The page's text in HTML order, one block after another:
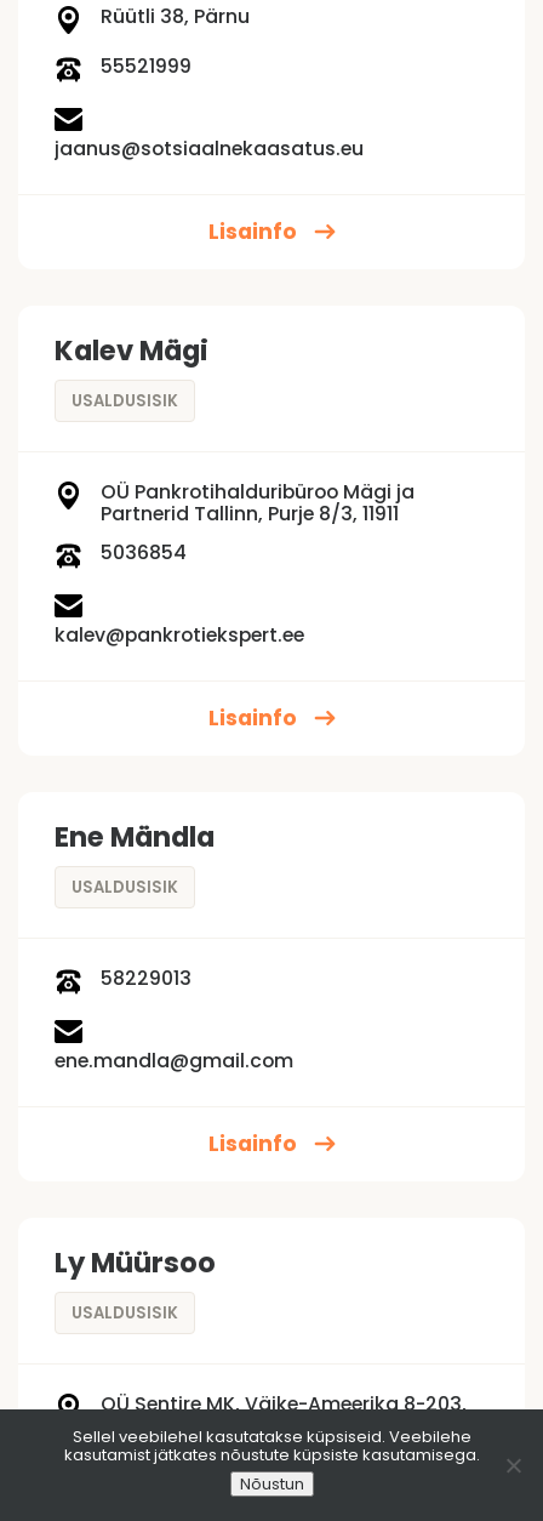
Rüütli 38, Pärnu
55521999
jaanus@sotsiaalnekaasatus.eu
Lisainfo
Kalev Mägi
USALDUSISIK
OÜ Pankrotihalduribüroo Mägi ja
Partnerid Tallinn, Purje 8/3, 11911
5036854
kalev@pankrotiekspert.ee
Lisainfo
Ene Mändla
USALDUSISIK
58229013
ene.mandla@gmail.com
Lisainfo
Ly Müürsoo
USALDUSISIK
OÜ Sentire MK, Väike-Ameerika 8-203,
10129, Tallinn
5097383
Sellel veebilehel kasutatakse küpsiseid. Veebilehe
kasutamist jätkates nõustute küpsiste kasutamisega.
Nõustun